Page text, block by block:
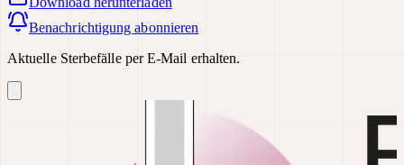
Benachrichtigung abonnieren
Aktuelle Sterbefälle per E-Mail erhalten.